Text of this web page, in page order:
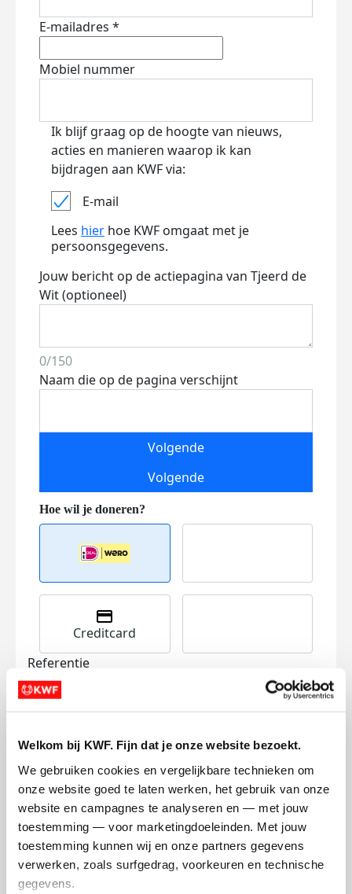
Welkom bij KWF. Fijn dat je onze website bezoekt.
We gebruiken cookies en vergelijkbare technieken om
onze website goed te laten werken, het gebruik van onze
website en campagnes te analyseren en — met jouw
toestemming — voor marketingdoeleinden. Met jouw
toestemming kunnen wij en onze partners gegevens
verwerken, zoals surfgedrag, voorkeuren en technische
gegevens.
E-mailadres *
Mobiel nummer
Ik blijf graag op de hoogte van nieuws,
acties en manieren waarop ik kan
bijdragen aan KWF via:
E-mail
Lees hier hoe KWF omgaat met je
persoonsgegevens.
Jouw bericht op de actiepagina van Tjeerd de
Wit (optioneel)
0/150
Naam die op de pagina verschijnt
Volgende
Volgende
Creditcard
Referentie
Ik wil bijdragen aan de transactiekosten
en betaal €0.75 extra.
Doneer nu